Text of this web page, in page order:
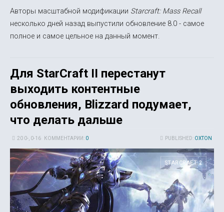
Авторы масштабной модификации Starcraft: Mass Recall
несколько дней назад выпустили обновление 8.0 - самое
полное и самое цельное на данный момент.
Для StarCraft II перестанут
выходить контентные
обновления, Blizzard подумает,
что делать дальше
PUBLISHED: OXTON
20 0-, 0-16 КОММЕНТАРИИ: 0
STARCRAFT 2